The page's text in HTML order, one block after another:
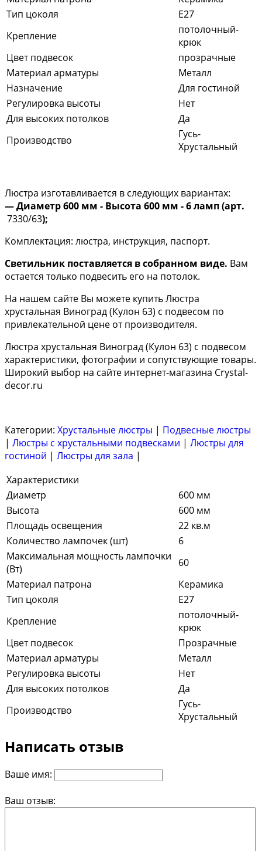
Тип цоколя
E27
Крепление
потолочный-
крюк
Цвет подвесок
прозрачные
Материал арматуры
Металл
Назначение
Для гостиной
Регулировка высоты
Нет
Для высоких потолков
Да
Производство
Гусь-
Хрустальный
Люстра изготавливается в следующих вариантах:
​— Диаметр 600 мм - Высота 600 мм - 6 ламп (арт.
7330/63);
Комплектация: люстра, инструкция, паспорт.
Светильник поставляется в собранном виде. Вам
остается только подвесить его на потолок.
На нашем сайте Вы можете купить Люстра
хрустальная Виноград (Кулон 63) с подвесом по
привлекательной цене от производителя.
Люстра хрустальная Виноград (Кулон 63) с подвесом
характеристики, фотографии и сопутствующие товары.
Широкий выбор на сайте интернет-магазина Crystal-
decor.ru
Категории: Хрустальные люстры | Подвесные люстры
| Люстры с хрустальными подвесками | Люстры для
гостиной | Люстры для зала |
Характеристики
Диаметр
600 мм
Высота
600 мм
Площадь освещения
22 кв.м
Количество лампочек (шт)
6
Максимальная мощность лампочки
(Вт)
60
Материал патрона
Керамика
Тип цоколя
E27
Крепление
потолочный-
крюк
Цвет подвесок
Прозрачные
Материал арматуры
Металл
Регулировка высоты
Нет
Для высоких потолков
Да
Производство
Гусь-
Хрустальный
Написать отзыв
Ваше имя:
Ваш отзыв: